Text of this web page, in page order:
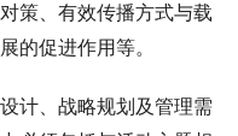
策、有效传播方式与载
的促进作用等。
计、战略规划及管理需